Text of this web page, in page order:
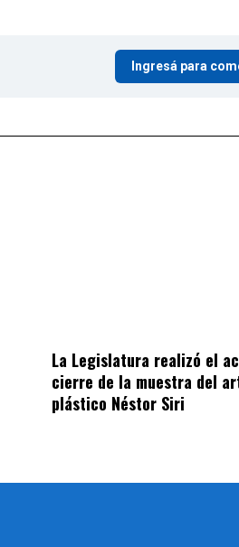
Ingresá para
La Legislatura realizó el
cierre de la muestra del
plástico Néstor Siri